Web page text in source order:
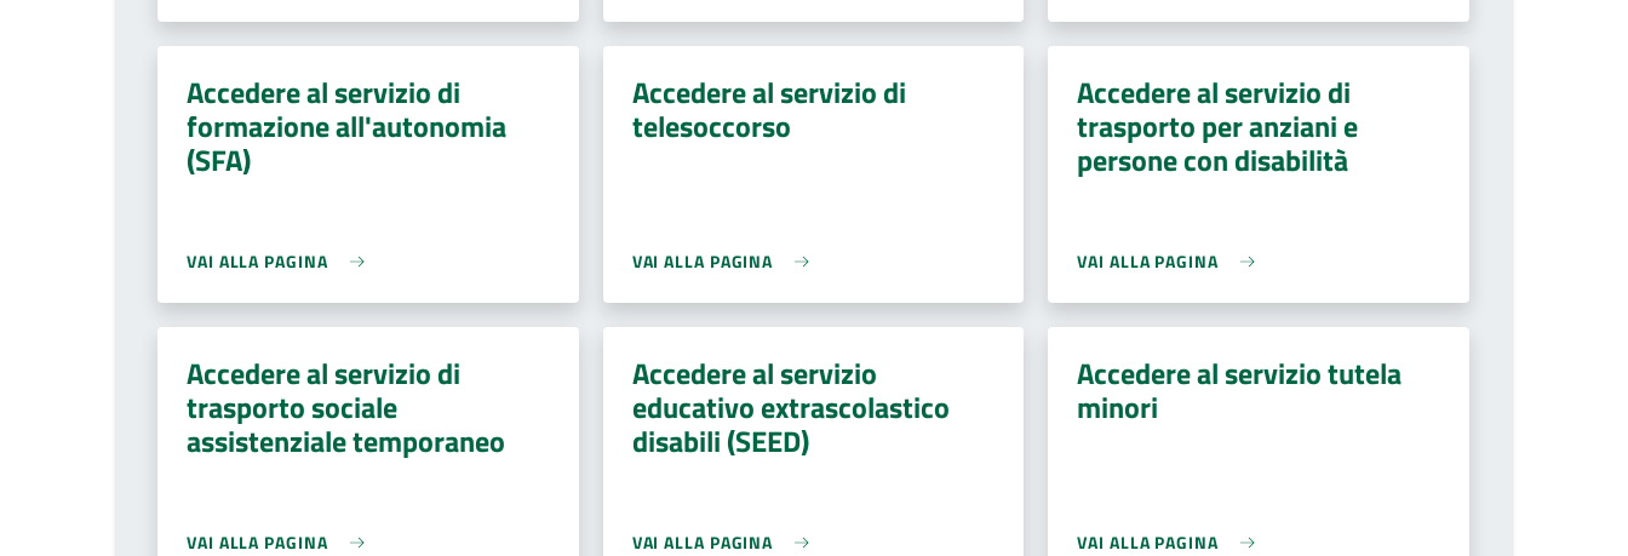
Accedere al servizio di
formazione all'autonomia
(SFA)
VAI ALLA PAGINA
Accedere al servizio di
telesoccorso
VAI ALLA PAGINA
Accedere al servizio di
trasporto per anziani e
persone con disabilità
VAI ALLA PAGINA
Accedere al servizio di
trasporto sociale
assistenziale temporaneo
VAI ALLA PAGINA
Accedere al servizio
educativo extrascolastico
disabili (SEED)
VAI ALLA PAGINA
Accedere al servizio tutela
minori
VAI ALLA PAGINA